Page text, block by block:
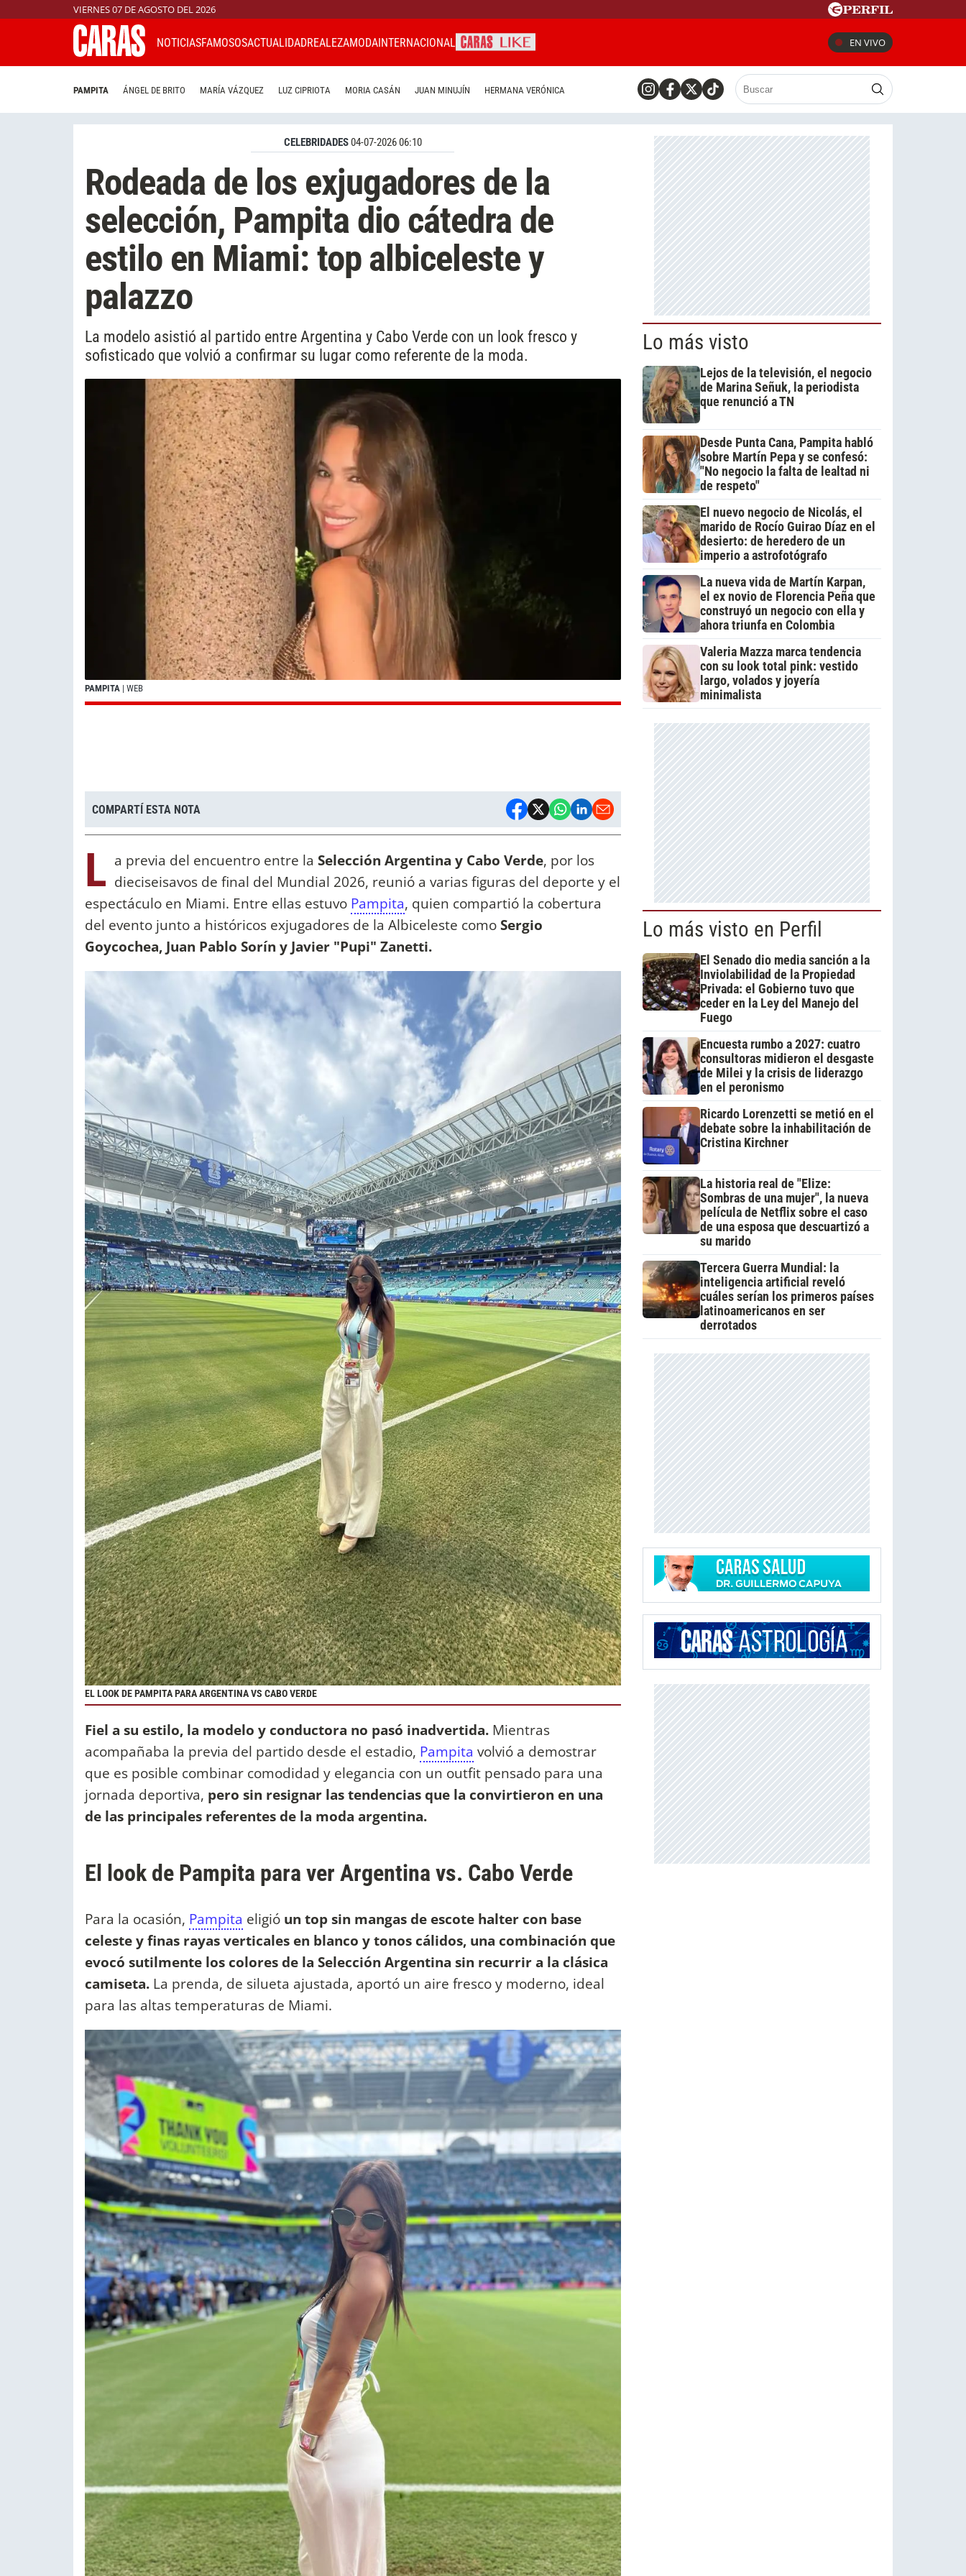
VIERNES 07 DE AGOSTO DEL 2026
NOTICIASFAMOSOSACTUALIDADREALEZAMODAINTERNACIONAL EN VIVO
PAMPITA ÁNGEL DE BRITO MARÍA VÁZQUEZ LUZ CIPRIOTA MORIA CASÁN JUAN MINUJÍN HERMANA VERÓNICA
CELEBRIDADES04-07-2026 06:10
Rodeada de los exjugadores de la
selección, Pampita dio cátedra de
estilo en Miami: top albiceleste y
palazzo
La modelo asistió al partido entre Argentina y Cabo Verde con un look fresco y
sofisticado que volvió a confirmar su lugar como referente de la moda.
PAMPITA | WEB
COMPARTÍ ESTA NOTA
L a previa del encuentro entre la Selección Argentina y Cabo Verde, por los
dieciseisavos de final del Mundial 2026, reunió a varias figuras del deporte y el
espectáculo en Miami. Entre ellas estuvo Pampita, quien compartió la cobertura
del evento junto a históricos exjugadores de la Albiceleste comoSergio
Goycochea, Juan Pablo Sorín y Javier "Pupi" Zanetti.
EL LOOK DE PAMPITA PARA ARGENTINA VS CABO VERDE
Fiel a su estilo, la modelo y conductora no pasó inadvertida. Mientras
acompañaba la previa del partido desde el estadio, Pampita volvió a demostrar
que es posible combinar comodidad y elegancia con un outfit pensado para una
jornada deportiva, pero sin resignar las tendencias que la convirtieron en una
de las principales referentes de la moda argentina.
El look de Pampita para ver Argentina vs. Cabo Verde
Para la ocasión, Pampita eligió un top sin mangas de escote halter con base
celeste y finas rayas verticales en blanco y tonos cálidos, una combinación que
evocó sutilmente los colores de la Selección Argentina sin recurrir a la clásica
camiseta. La prenda, de silueta ajustada, aportó un aire fresco y moderno, ideal
para las altas temperaturas de Miami.
Lo más visto
Lejos de la televisión, el negocio
de Marina Señuk, la periodista
que renunció a TN
Desde Punta Cana, Pampita habló
sobre Martín Pepa y se confesó:
"No negocio la falta de lealtad ni
de respeto"
El nuevo negocio de Nicolás, el
marido de Rocío Guirao Díaz en el
desierto: de heredero de un
imperio a astrofotógrafo
La nueva vida de Martín Karpan,
el ex novio de Florencia Peña que
construyó un negocio con ella y
ahora triunfa en Colombia
Valeria Mazza marca tendencia
con su look total pink: vestido
largo, volados y joyería
minimalista
Lo más visto en Perfil
El Senado dio media sanción a la
Inviolabilidad de la Propiedad
Privada: el Gobierno tuvo que
ceder en la Ley del Manejo del
Fuego
Encuesta rumbo a 2027: cuatro
consultoras midieron el desgaste
de Milei y la crisis de liderazgo
en el peronismo
Ricardo Lorenzetti se metió en el
debate sobre la inhabilitación de
Cristina Kirchner
La historia real de "Elize:
Sombras de una mujer", la nueva
película de Netflix sobre el caso
de una esposa que descuartizó a
su marido
Tercera Guerra Mundial: la
inteligencia artificial reveló
cuáles serían los primeros países
latinoamericanos en ser
derrotados